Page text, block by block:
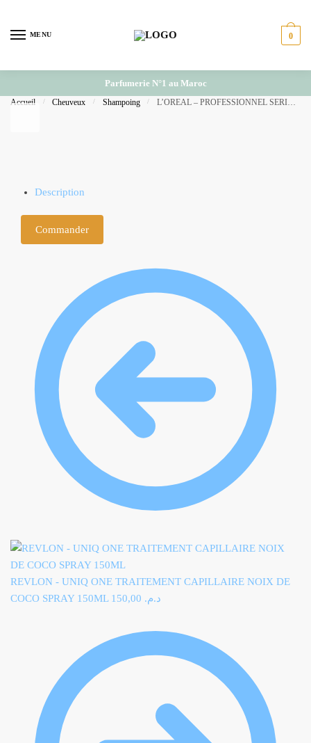
MENU 0
Parfumerie N°1 au Maroc
Accueil / Cheuveux / Shampoing / L’OREAL – PROFESSIONNEL SERIE EXPERT SILVER SHAMPOOING PROFESSIONNEL 500ML
Description
Commander
REVLON - UNIQ ONE TRAITEMENT CAPILLAIRE NOIX DE
COCO SPRAY 150ML
د.م.